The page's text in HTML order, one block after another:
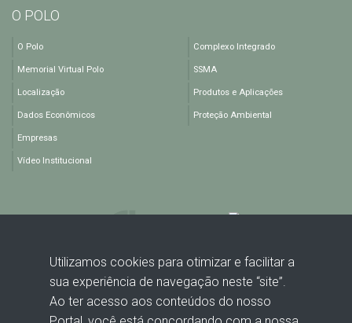
Utilizamos cookies para otimizar e facilitar a
sua experiência de navegação neste “site”.
Ao ter acesso aos conteúdos do nosso
O POLO
O Polo
Memorial Virtual Polo
Localização
Dados Econômicos
Complexo Integrado
SSMA
Produtos e Aplicações
Proteção Ambiental
Empresas
Vídeo Institucional
Rodovia BA 512, KM 1,5 - Polo Industrial de Camaçari - Camaçari -
BA - CEP: 42816-440